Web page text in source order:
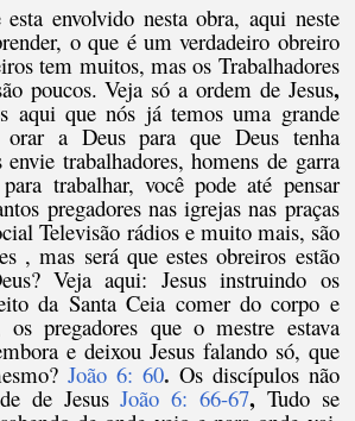
envolvido nesta obra, aqui neste
o que é um verdadeiro obreiro
tem muitos, mas os Trabalhadores
poucos. Veja só a ordem de Jesus,
aqui que nós já temos uma grande
a Deus para que Deus tenha
trabalhadores, homens de garra
trabalhar, você pode até pensar
pregadores nas igrejas nas praças
Televisão rádios e muito mais, são
, mas será que estes obreiros estão
Veja aqui: Jesus instruindo os
da Santa Ceia comer do corpo e
os pregadores que o mestre estava
e deixou Jesus falando só, que
João 6: 60. Os discípulos não
de Jesus João 6: 66-67, Tudo se